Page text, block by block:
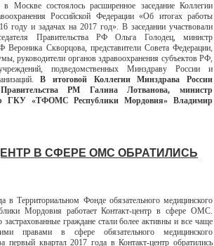
Москве состоялось расширенное заседание Коллегии
Российской Федерации «Об итогах работы
году и задачах на 2017 год». В заседании участвовали
Правительства РФ Ольга Голодец, министр
Вероника Скворцова, представители Совета Федерации,
руководители органов здравоохранения субъектов РФ,
подведомственных Минздраву России и
В итоговой Коллегии Минздрава России
РМ Галина Лотванова, министр
ГКУ «ТФОМС Республики Мордовия» Владимир
В СФЕРЕ ОМС ОБРАТИЛИСЬ
Территориальном Фонде обязательного медицинского
Мордовия работает Контакт-центр в сфере ОМС.
застрахованные граждане стали более активны и все чаще
правами в сфере обязательного медицинского
первый квартал 2017 года в Контакт-центр обратились